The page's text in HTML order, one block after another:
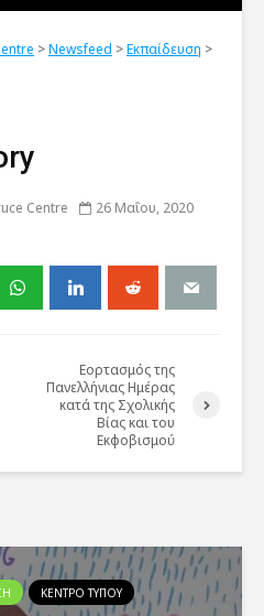
>Newsfeed >Εκπαίδευση >
Centre
26 Μαΐου, 2020
Εορτασμός της
Πανελλήνιας Ημέρας
κατά της Σχολικής
Βίας και του
Εκφοβισμού
ΚΕΝΤΡΟ ΤΥΠΟΥ